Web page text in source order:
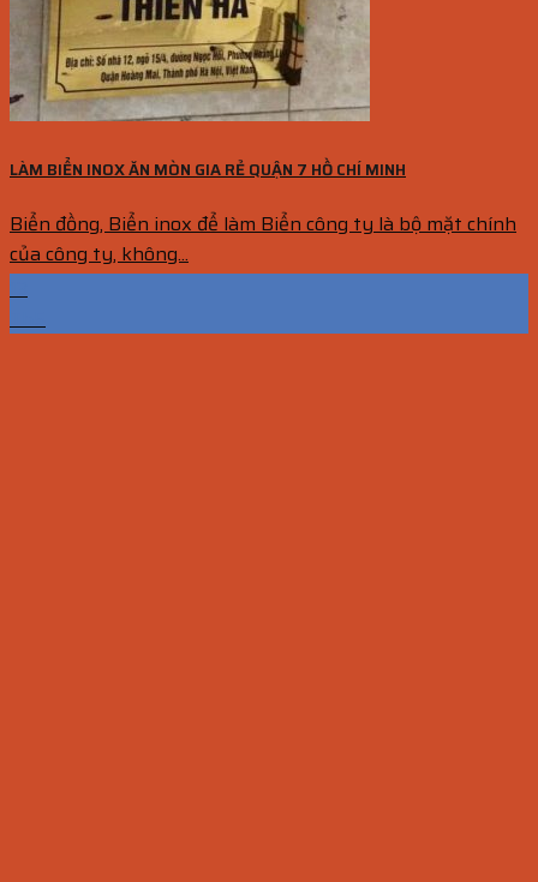
LÀM BIỂN INOX ĂN MÒN GIA RẺ QUẬN 7 HỒ CHÍ MINH
Biển đồng, Biển inox để làm Biển công ty là bộ mặt chính
của công ty, không...
13
Th5